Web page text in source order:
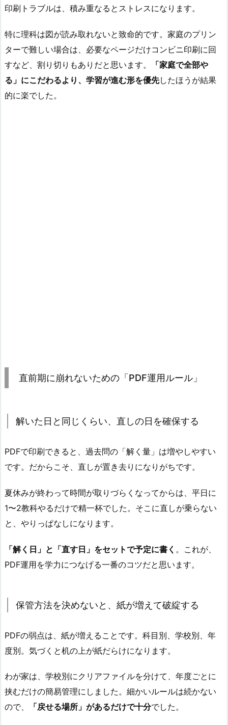
印刷トラブルは、積み重なるとストレスになります。
特に理科は図が読み取れないと致命的です。家庭のプリン
ターで難しい場合は、必要なページだけコンビニ印刷に回
すなど、割り切りもありだと思います。
「家庭で全部や
る」にこだわるより、学習が進む形を優先したほうが結果
的に楽でした。
直前期に崩れないための「PDF運用ルール」
解いた日と同じくらい、直しの日を確保する
PDFで印刷できると、過去問の「解く量」は増やしやすい
です。だからこそ、直しが置き去りになりがちです。
夏休みが終わって時間が取りづらくなってからは、平日に
1〜2教科やるだけで精一杯でした。そこに直しが乗らない
と、やりっぱなしになります。
「解く日」と「直す日」をセットで予定に書く 。これが、
PDF運用を学力につなげる一番のコツだと思います。
保管方法を決めないと、紙が増えて破綻する
PDFの弱点は、紙が増えることです。科目別、学校別、年
度別。気づくと机の上が紙だらけになります。
わが家は、学校別にクリアファイルを分けて、年度ごとに
挟むだけの簡易管理にしました。細かいルールは続かない
ので、
「戻せる場所」があるだけで十分でした。